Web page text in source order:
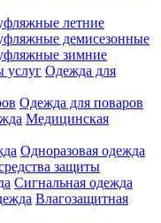
летние
демисезонные
зимние
Одежда для
Одежда для поваров
Медицинская
Одноразовая одежда
защиты
Сигнальная одежда
Влагозащитная